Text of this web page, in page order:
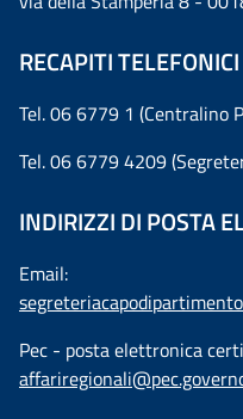
RECAPITI TELEFONICI
Tel. 06 6779 1 (Centralino
Tel. 06 6779 4209
INDIRIZZI DI POSTA
Email:
Pec - posta elettronica